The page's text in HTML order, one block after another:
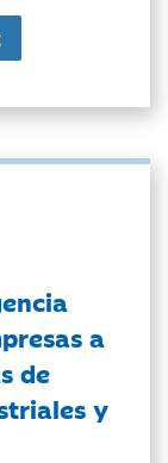
a
de
y